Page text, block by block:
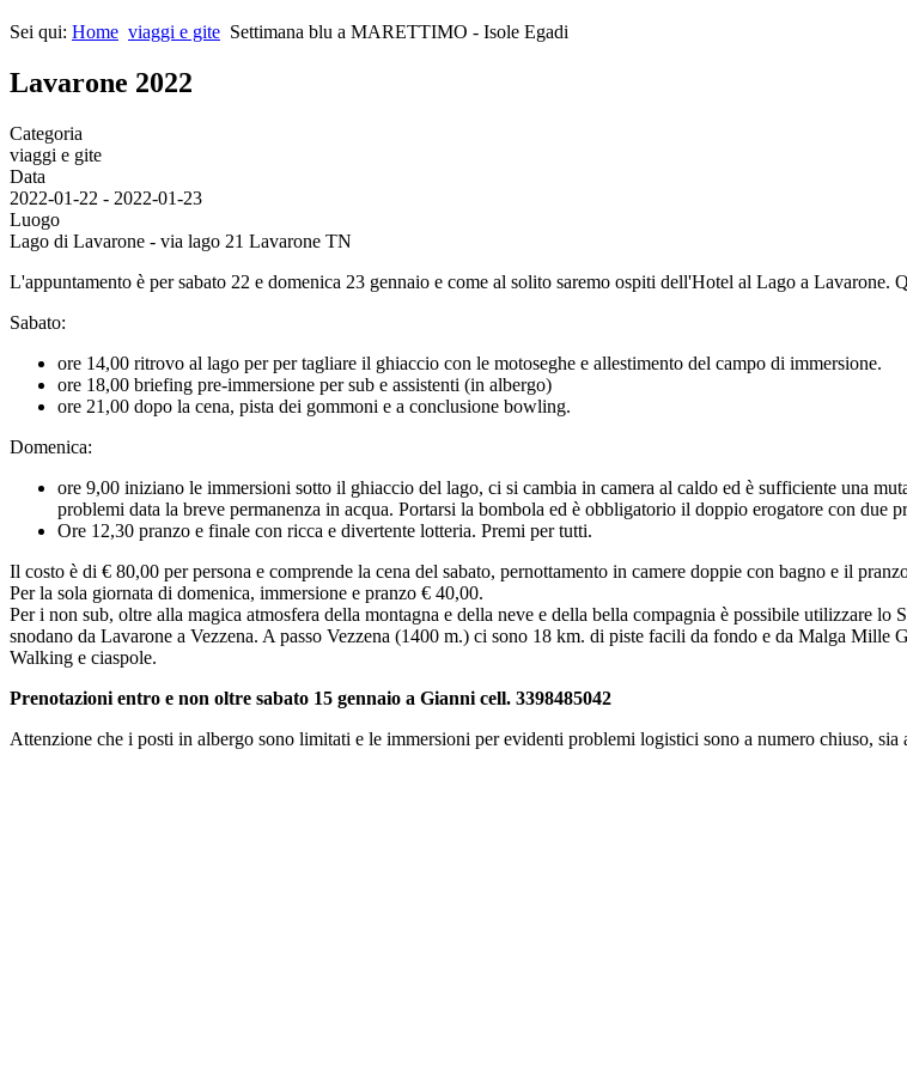
Sei qui: Home viaggi e gite Settimana blu a MARETTIMO - Isole Egadi
Lavarone 2022
Categoria
viaggi e gite
Data
2022-01-22 - 2022-01-23
Luogo
Lago di Lavarone - via lago 21 Lavarone TN
L'appuntamento è per sabato 22 e domenica 23 gennaio e come al solito saremo ospiti dell'Hotel al Lago a Lavarone.
Sabato:
ore 14,00 ritrovo al lago per per tagliare il ghiaccio con le motoseghe e allestimento del campo di immersione.
ore 18,00 briefing pre-immersione per sub e assistenti (in albergo)
ore 21,00 dopo la cena, pista dei gommoni e a conclusione bowling.
Domenica:
ore 9,00 iniziano le immersioni sotto il ghiaccio del lago, ci si cambia in camera al caldo ed è sufficiente una
problemi data la breve permanenza in acqua. Portarsi la bombola ed è obbligatorio il doppio erogatore con due
Ore 12,30 pranzo e finale con ricca e divertente lotteria. Premi per tutti.
Il costo è di € 80,00 per persona e comprende la cena del sabato, pernottamento in camere doppie con bagno e il
Per la sola giornata di domenica, immersione e pranzo € 40,00.
Per i non sub, oltre alla magica atmosfera della montagna e della neve e della bella compagnia è possibile utilizzare
snodano da Lavarone a Vezzena. A passo Vezzena (1400 m.) ci sono 18 km. di piste facili da fondo e da Malga
Walking e ciaspole.
Prenotazioni entro e non oltre sabato 15 gennaio a Gianni cell. 3398485042
Attenzione che i posti in albergo sono limitati e le immersioni per evidenti problemi logistici sono a numero chiuso, sia